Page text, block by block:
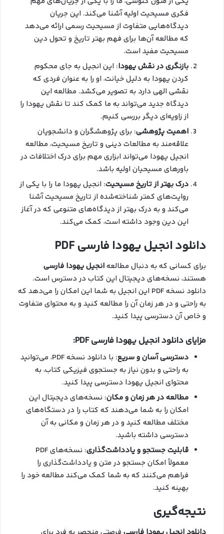
فکری مسیحیت اولیه آشنا می‌کند. این جریان
دیدگاه‌هایی متفاوت از مسیحیت رسمی ارائه می‌دهد
که مطالعه آن‌ها برای فهم بهتر تاریخ و تحول دین
مسیحیت مفید است.
بازنگری در نقش یهودا: این انجیل به جای محکوم
کردن یهودا به دلیل خیانت، او را به عنوان فردی که
نقشی الهی دارد به تصویر می‌کشد. مطالعه این
دیدگاه جدید می‌تواند به ما کمک کند تا نقش یهودا را
از زاویه‌ای دیگر بررسی کنیم.
اهمیت پژوهشی: برای پژوهشگران و دانشجویان
علاقه‌مند به مطالعات دینی و تاریخ مسیحیت، مطالعه
انجیل یهودا می‌تواند ابزاری مهم برای درک اختلافات در
باورهای مسیحیان اولیه باشد.
درک بهتر از تاریخ مسیحیت: انجیل یهودا ما را با یکی از
روایت‌های کمتر شناخته‌شده از تاریخ مسیحیت آشنا
می‌کند و به درک بهتر از دیدگاه‌های متنوعی که در آغاز
این دین وجود داشته است، کمک می‌کند.
دانلود انجیل یهودا فارسی PDF
برای کسانی که به دنبال مطالعهانجیل یهودا فارسی
هستند، نسخه‌های دیجیتال این کتاب در دسترس است.
دانلود نسخه PDF این انجیل به شما این امکان را می‌دهد که
به راحتی و در هر زمان آن را مطالعه کنید و به محتوای متفاوت
و خاص آن دسترسی پیدا کنید.
مزایای دانلود انجیل یهودا فارسی PDF:
دسترسی آسان و سریع
: با دانلود نسخه PDF، می‌توانید
به راحتی و بدون نیاز به جستجوی فیزیکی کتاب، به
محتوای انجیل یهودا دسترسی پیدا کنید.
مطالعه در هر زمان و مکان: نسخه‌های دیجیتال این
امکان را به شما می‌دهند که کتاب را در دستگاه‌های
مختلف مطالعه کنید و در هر زمان و مکانی به آن
دسترسی داشته باشید.
قابلیت جستجو و یادداشت‌گذاری
: نسخه‌های PDF
معمولاً امکان جستجو در متن و یادداشت‌گذاری را
فراهم می‌کنند که به شما کمک می‌کند مطالعه خود را
بهینه کنید.
نتیجه‌گیری